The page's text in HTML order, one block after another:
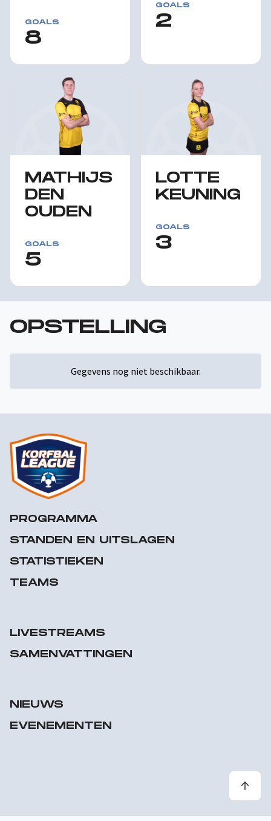
GOALS
8
GOALS
2
MATHIJS
DEN
OUDEN
GOALS
5
LOTTE
KEUNING
GOALS
3
OPSTELLING
Gegevens nog niet beschikbaar.
PROGRAMMA
STANDEN EN UITSLAGEN
STATISTIEKEN
TEAMS
LIVESTREAMS
SAMENVATTINGEN
NIEUWS
EVENEMENTEN